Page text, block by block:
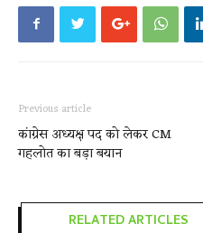
Previous article
कांग्रेस अध्यक्ष पद को लेकर CM
गहलोत का बड़ा बयान
RELATED ARTICLES